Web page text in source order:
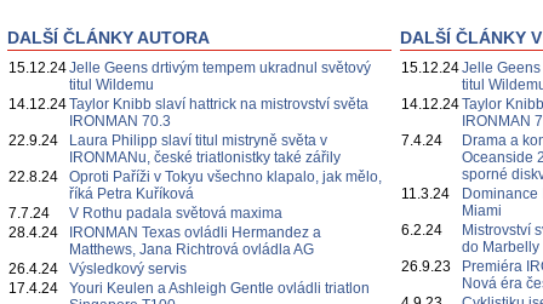
DALŠÍ ČLÁNKY AUTORA
15.12.24Jelle Geens drtivým tempem ukradnul světový
titul Wildemu
14.12.24Taylor Knibb slaví hattrick na mistrovství světa
IRONMAN 70.3
22.9.24
Laura Philipp slaví titul mistryně světa v
IRONMANu, české triatlonistky také zářily
22.8.24
Oproti Paříži v Tokyu všechno klapalo, jak mělo,
říká Petra Kuříková
7.7.24
V Rothu padala světová maxima
28.4.24
IRONMAN Texas ovládli Hermandez a
Matthews, Jana Richtrová ovládla AG
26.4.24
Výsledkový servis
17.4.24
Youri Keulen a Ashleigh Gentle ovládli triatlon
DALŠÍ ČLÁNKY
15.12.24Jelle
titul
14.12.24Taylor
IRONMAN
7.4.24
Drama a
Oceanside
sporné
11.3.24
Miami
6.2.24
Mistrovství
do
26.9.23
Premiéra
Nová éra